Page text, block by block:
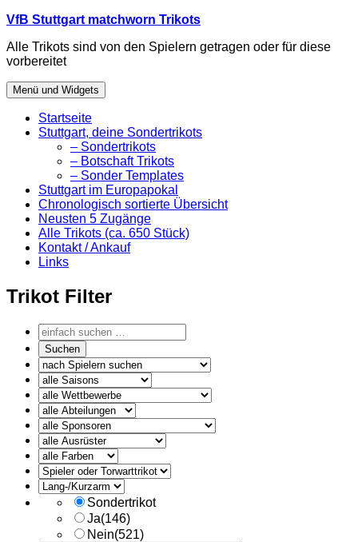
Zum
springen
VfB Stuttgart matchworn Trikots
Alle Trikots sind von den Spielern getragen oder für diese
vorbereitet
Menü und Widgets
Startseite
Stuttgart, deine Sondertrikots
– Sondertrikots
– Botschaft Trikots
– Sonder Templates
Stuttgart im Europapokal
Chronologisch sortierte Übersicht
Neusten 5 Zugänge
Alle Trikots (ca. 650 Stück)
Kontakt / Ankauf
Links
Trikot Filter
alle
Ausruester
Sondertrikot
Ja(146)
Nein(521)